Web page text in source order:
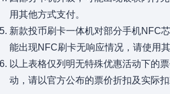
用其他方式支付。
新款投币刷卡一体机对部分手机NFC
能出现NFC刷卡无响应情况，请使用其
以上表格仅列明无特殊优惠活动下的
动，请以官方公布的票价折扣及实际扣